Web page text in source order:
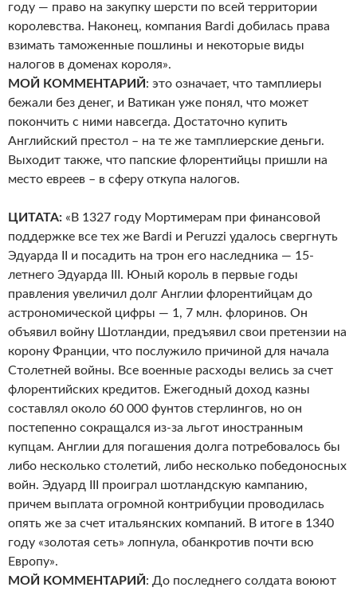
году — право на закупку шерсти по всей территории
королевства. Наконец, компания Bardi добилась права
взимать таможенные пошлины и некоторые виды
налогов в доменах короля».
МОЙ КОММЕНТАРИЙ : это означает, что тамплиеры
бежали без денег, и Ватикан уже понял, что может
покончить с ними навсегда. Достаточно купить
Английский престол – на те же тамплиерские деньги.
Выходит также, что папские флорентийцы пришли на
место евреев – в сферу откупа налогов.
ЦИТАТА: «В 1327 году Мортимерам при финансовой
поддержке все тех же Bardi и Peruzzi удалось свергнуть
Эдуарда II и посадить на трон его наследника — 15-
летнего Эдуарда III. Юный король в первые годы
правления увеличил долг Англии флорентийцам до
астрономической цифры — 1, 7 млн. флоринов. Он
объявил войну Шотландии, предъявил свои претензии на
корону Франции, что послужило причиной для начала
Столетней войны. Все военные расходы велись за счет
флорентийских кредитов. Ежегодный доход казны
составлял около 60 000 фунтов стерлингов, но он
постепенно сокращался из-за льгот иностранным
купцам. Англии для погашения долга потребовалось бы
либо несколько столетий, либо несколько победоносных
войн. Эдуард III проиграл шотландскую кампанию,
причем выплата огромной контрибуции проводилась
опять же за счет итальянских компаний. В итоге в 1340
году «золотая сеть» лопнула, обанкротив почти всю
Европу».
МОЙ КОММЕНТАРИЙ : До последнего солдата воюют